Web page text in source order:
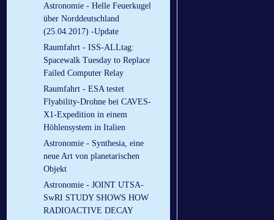
Astronomie - Helle Feuerkugel
über Norddeutschland
(25.04.2017) -Update
Raumfahrt - ISS-ALLtag:
Spacewalk Tuesday to Replace
Failed Computer Relay
Raumfahrt - ESA testet
Flyability-Drohne bei CAVES-
X1-Expedition in einem
Höhlensystem in Italien
Astronomie - Synthesia, eine
neue Art von planetarischen
Objekt
Astronomie - JOINT UTSA-
SwRI STUDY SHOWS HOW
RADIOACTIVE DECAY